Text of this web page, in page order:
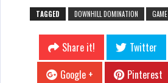
TAGGED DOWNHILL DOMINATION GAME
Share it! Twitter
Google +
Pinterest